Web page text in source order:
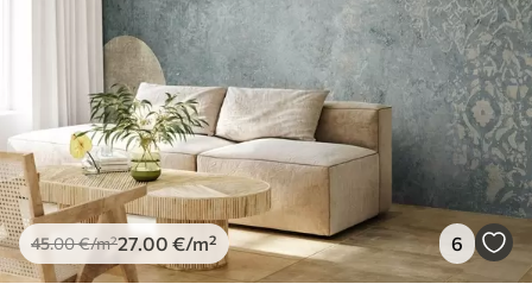
45.00€/m²27.00 €/m² 6